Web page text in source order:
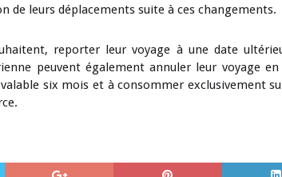
de leurs déplacements suite à ces changements.
reporter leur voyage à une date
peuvent également annuler leur voyage en
six mois et à consommer exclusivement